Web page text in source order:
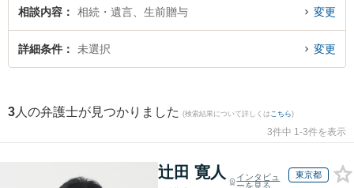
したい』『生前贈与のトラブル解決の実績豊富な近くの弁護士を検索したい』
『初回相談無料で生前贈与を法律相談できる横浜市都筑区内の弁護士に相談予
約したい』などでお困りの相談者さんにおすすめです。
相談内容 相続・遺言、生前贈与 変更
詳細条件 未選択 変更
3 人の弁護士が見つかりました (検索結果について詳しくは こちら)
3件中 1-3件を表示
辻田 寛人
インタビュ
ーを見る
東京都